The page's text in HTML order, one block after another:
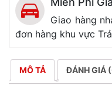
Giao hàng
đơn hàng khu vực
MÔ TẢ ĐÁNH GIÁ